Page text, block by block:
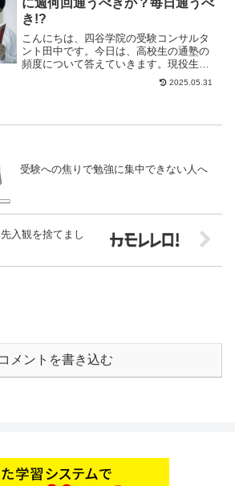
き!?
こんにちは、四谷学院の受験コンサルタ
ント田中です。今日は、高校生の通塾の
頻度について答えていきます。現役生の
場合、週何回が最適か？高校生は塾や予
2025.05.31
受験への焦りで勉強に集中できない人へ
入観を捨てまし
コメントを書き込む